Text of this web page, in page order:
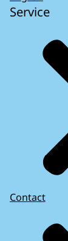
Service
Contact